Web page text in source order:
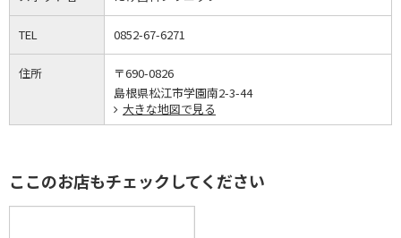
TEL 0852-67-6271
住所
〒690-0826
島根県松江市学園南2-3-44
大きな地図で見る
ここのお店もチェックしてください